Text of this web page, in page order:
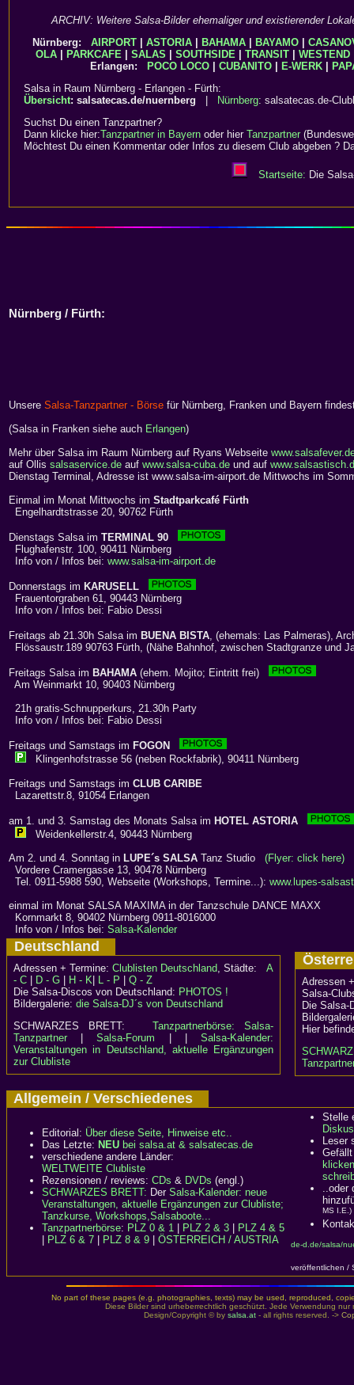
ARCHIV: Weitere Salsa-Bilder ehemaliger und existierender
Nürnberg: AIRPORT| ASTORIA| BAHAMA| BAYAMO|
OLA| PARKCAFE| SALAS SOUTHSIDE| TRANSIT| WESTEND
Erlangen:
POCO LOCO CUBANITO E-WERK
Salsa in Raum Nürnberg - Erlangen - Fürth:
Übersicht: salsatecas.de/nuernberg Nürnberg: salsatecas.de-
Suchst Du einen Tanzpartner?
Dann klicke hier:Tanzpartner in Bayern oder hier Tanzpartner
Möchtest Du einen Kommentar oder Infos zu diesem Club abgeben ?
Startseite: Die
Nürnberg / Fürth:
Unsere Salsa-Tanzpartner - Börse für Nürnberg, Franken und Bayern
(Salsa in Franken siehe auch Erlangen)
Mehr über Salsa im Raum Nürnberg auf Ryans Webseite
auf Ollis salsaservice.de auf www.salsa-cuba.de und auf
Dienstag Terminal, Adresse ist www.salsa-im-airport.de Mittwochs im
Einmal im Monat Mittwochs im Stadtparkcafé Fürth
Engelhardtstrasse 20, 90762 Fürth
Dienstags Salsa im TERMINAL 90
Flughafenstr. 100, 90411 Nürnberg
Info von / Infos bei: www.salsa-im-airport.de
Donnerstags im KARUSELL
Frauentorgraben 61, 90443 Nürnberg
Info von / Infos bei: Fabio Dessi
Freitags ab 21.30h Salsa im BUENA BISTA, (ehemals: Las Palmeras),
Flössaustr.189 90763 Fürth, (Nähe Bahnhof, zwischen Stadtgranze und
Freitags Salsa im BAHAMA (ehem. Mojito; Eintritt frei)
Am Weinmarkt 10, 90403 Nürnberg
21h gratis-Schnupperkurs, 21.30h Party
Info von / Infos bei: Fabio Dessi
Freitags und Samstags im FOGON
Klingenhofstrasse 56 (neben Rockfabrik), 90411 Nürnberg
Freitags und Samstags im CLUB CARIBE
Lazarettstr.8, 91054 Erlangen
am 1. und 3. Samstag des Monats Salsa im HOTEL ASTORIA
Weidenkellerstr.4, 90443 Nürnberg
Am 2. und 4. Sonntag in LUPE´s SALSA Tanz Studio (Flyer: click here)
Vordere Cramergasse 13, 90478 Nürnberg
Tel. 0911-5988 590, Webseite (Workshops, Termine...): www.lupes-
einmal im Monat SALSA MAXIMA in der Tanzschule DANCE MAXX
Kornmarkt 8, 90402 Nürnberg 0911-8016000
Info von / Infos bei: Salsa-Kalender
Deutschland
Adressen + Termine: Clublisten Deutschland, Städte: A
- C
D - G H - K L - P
Q - Z
Die Salsa-Discos von Deutschland: PHOTOS !
Bildergalerie: die Salsa-DJ´s von Deutschland
SCHWARZES BRETT:Tanzpartnerbörse: Salsa-
Tanzpartner|Salsa-Forum | |Salsa-Kalender:
Veranstaltungen in Deutschland, aktuelle Ergänzungen
zur Clubliste
Adressen
Salsa-
Die
Hier
Allgemein / Verschiedenes
Editorial: Über diese Seite, Hinweise etc..
Das Letzte: NEU bei salsa.at & salsatecas.de
verschiedene andere Länder:
WELTWEITE Clubliste
Rezensionen / reviews: CDs & DVDs (engl.)
SCHWARZES BRETT: Der Salsa-Kalender: neue
Veranstaltungen, aktuelle Ergänzungen zur Clubliste;
Tanzkurse, Workshops,Salsaboote...
Tanzpartnerbörse: PLZ 0 & 1 PLZ 2 & 3
PLZ 4 & 5
PLZ 6 & 7 PLZ 8 & 9 ÖSTERREICH / AUSTRIA
Stelle
Leser
klicken
..oder
MS I.E.)
de-d.de/salsa/
veröffentlichen /
No part of these pages (e.g. photographies, texts) may be used, reproduced,
Diese Bilder sind urheberrechtlich geschützt. Jede Verwendung
Design/Copyright © by salsa.at - all rights reserved. ->